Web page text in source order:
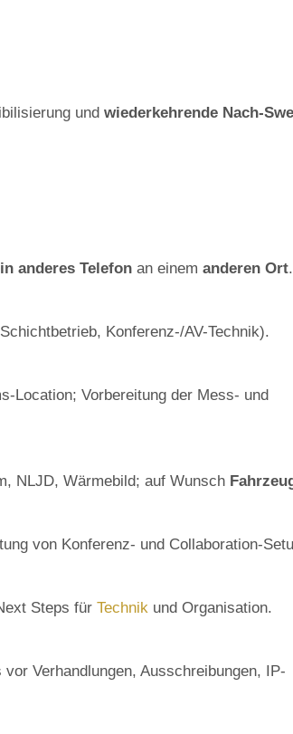
und wiederkehrende Nach-
anderes Telefon an einem anderen Ort.
Konferenz-/AV-Technik).
Location; Vorbereitung der Mess- und
NLJD, Wärmebild; auf Wunsch
von Konferenz- und Collaboration-
Steps für Technik und Organisation.
Verhandlungen, Ausschreibungen, IP-